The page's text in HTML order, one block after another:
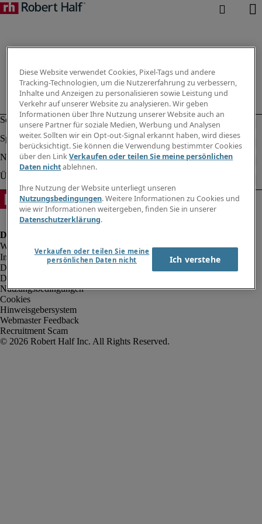
Impressum
Datenschutz
Datenschutz Arbeitnehmer/Zeitarbeitskräfte
Nutzungsbedingungen
Cookies
Hinweisgebersystem
Webmaster Feedback
Recruitment Scam
Diese Website verwendet Cookies, Pixel-Tags und andere
Tracking-Technologien, um die Nutzererfahrung zu verbessern,
Inhalte und Anzeigen zu personalisieren sowie Leistung und
Verkehr auf unserer Website zu analysieren. Wir geben
Informationen über Ihre Nutzung unserer Website auch an
unsere Partner für soziale Medien, Werbung und Analysen
weiter. Sollten wir ein Opt-out-Signal erkannt haben, wird dieses
berücksichtigt. Sie können die Verwendung bestimmter Cookies
über den LinkVerkaufen oder teilen Sie meine persönlichen
Daten nichtablehnen.
Ihre Nutzung der Website unterliegt unseren
Nutzungsbedingungen. Weitere Informationen zu Cookies und
wie wir Informationen weitergeben, finden Sie in unserer
Datenschutzerklärung.
Verkaufen oder teilen Sie meine
persönlichen Daten nicht
Ich verstehe